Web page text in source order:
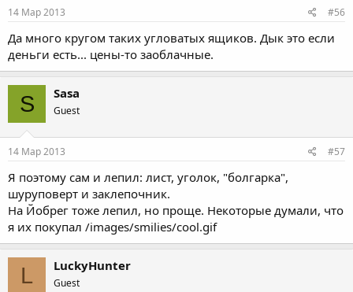
14 Мар 2013 #56
Да много кругом таких угловатых ящиков. Дык это если
деньги есть... цены-то заоблачные.
S Sasa
Guest
14 Мар 2013 #57
Я поэтому сам и лепил: лист, уголок, "болгарка",
шуруповерт и заклепочник.
На Йобрег тоже лепил, но проще. Некоторые думали, что
я их покупал /images/smilies/cool.gif
L LuckyHunter
Guest